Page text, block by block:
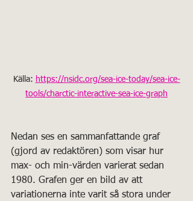
Källa: https://nsidc.org/sea-ice-today/sea-ice-
tools/charctic-interactive-sea-ice-graph
Nedan ses en sammanfattande graf
(gjord av redaktören) som visar hur
max- och min-värden varierat sedan
1980. Grafen ger en bild av att
variationerna inte varit så stora under